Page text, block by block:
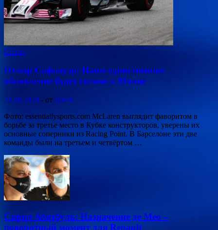
Спорт
Отмар Сафнауэр: Наше единственное
обновление будет готово к Монце
21.08.2020 - от admin
Фото: essentiallysports.com McLaren выглядит фаворитом в
борьбе за третье место в Кубке конструкторов, уверены их
основные соперники из Racing Point. В Барселоне эти две
команды были на третьем и четвёртом …
Сирил Абитбуль: Назначение де Мео –
поворотный момент для Renault